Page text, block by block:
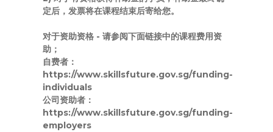
定后，发票将在课程结束后寄给您。
对于资助资格 - 请参阅下面链接中的课程费用资
助；
自费者：
https://www.skillsfuture.gov.sg/funding-
individuals
公司资助者：
https://www.skillsfuture.gov.sg/funding-
employers